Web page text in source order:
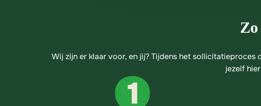
Wij zijn er klaar voor, en jij? Tijdens het
jezelf